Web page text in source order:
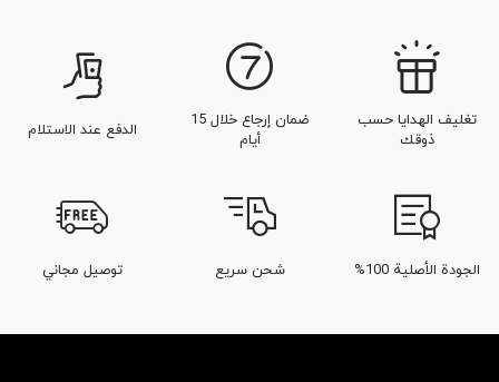
تغليف الهدايا حسب
ذوقك
ضمان إرجاع خلال 15
أيام
الدفع عند الاستلام
الجودة الأصلية 100% شحن سريع توصيل مجاني